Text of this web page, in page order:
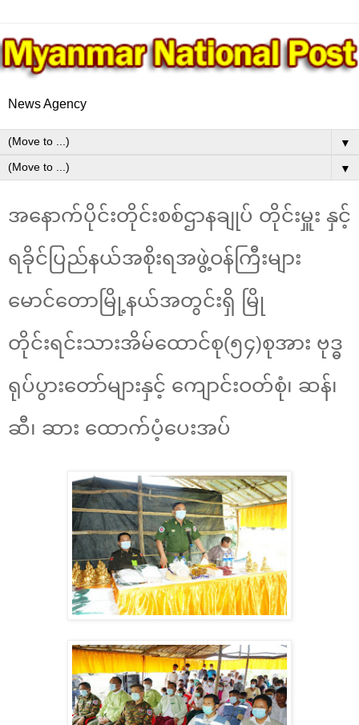
News Agency
▼
▼
အနောက်ပိုင်းတိုင်းစစ်ဌာနချုပ် တိုင်းမှူး နှင့်
ရခိုင်ပြည်နယ်အစိုးရအဖွဲ့ဝန်ကြီးများ
မောင်တောမြို့နယ်အတွင်းရှိ မြို
တိုင်းရင်းသားအိမ်ထောင်စု(၅၄)စုအား ဗုဒ္ဓ
ရုပ်ပွားတော်များနှင့် ကျောင်းဝတ်စုံ၊ ဆန်၊
ဆီ၊ ဆား ထောက်ပံ့ပေးအပ်